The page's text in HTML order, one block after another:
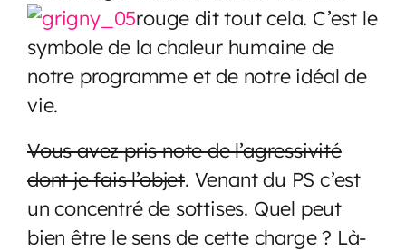
rouge dit tout cela. C’est le
symbole de la chaleur humaine de
notre programme et de notre idéal de
vie.
Vous avez pris note de l’agressivité
dont je fais l’objet. Venant du PS c’est
un concentré de sottises. Quel peut
bien être le sens de cette charge ? Là-